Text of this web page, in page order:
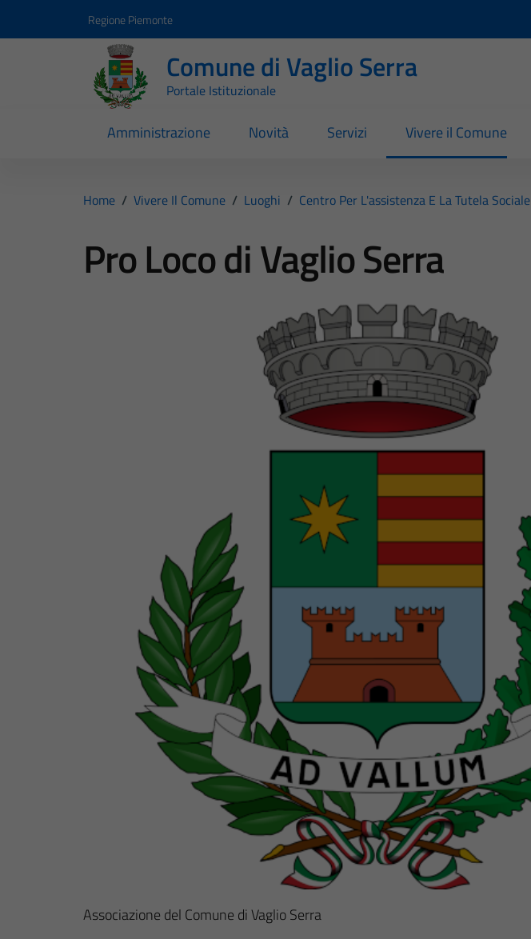
Regione Piemonte
Comune di Vaglio Serra
Portale Istituzionale
Amministrazione Novità Servizi Vivere il Comune
Home / Vivere Il Comune / Luoghi / Centro Per L'assistenza E La Tutela Sociale
Pro Loco di Vaglio Serra
Associazione del Comune di Vaglio Serra